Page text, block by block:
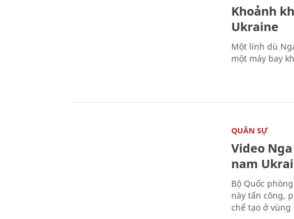
Khoảnh
Ukraine
Một lính dù
một máy bay
QUÂN SỰ
Video
nam
Bộ Quốc
này tấn công,
chế tạo ở vùng